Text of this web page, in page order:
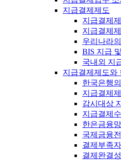
지급결제제도
지급결제
지급결제
우리나라
BIS 지급
국내외 지
지급결제제도와
한국은행
지급결제
감시대상
지급결제
한은금융
국제금융
결제부족
결제완결